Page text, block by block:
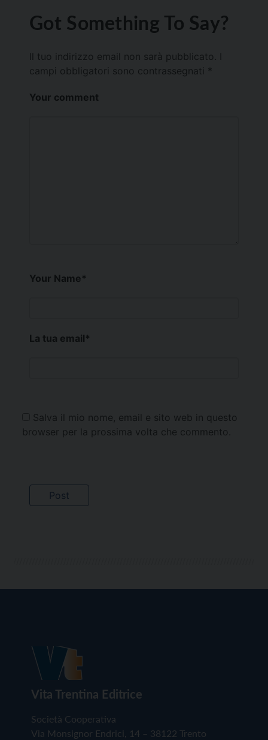
Got Something To Say?
Il tuo indirizzo email non sarà pubblicato.
campi obbligatori sono contrassegnati *
Your comment
Your Name*
La tua email*
Salva il mio nome, email e sito web in questo
browser per la prossima volta che commento.
Vita Trentina Editrice
Società Cooperativa
Via Monsignor Endrici, 14 – 38122 Trento